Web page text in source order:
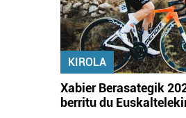
KIROLA
Xabier Berasategik
berritu du